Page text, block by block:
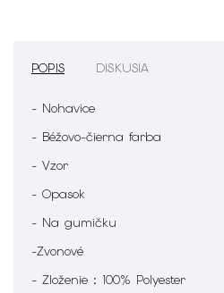
POPIS DISKUSIA
- Nohavice
- Béžovo-čierna farba
- Vzor
- Opasok
- Na gumičku
-Zvonové
- Zloženie : 100% Polyester